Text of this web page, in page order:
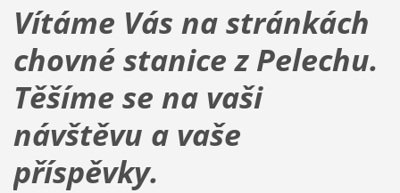
Vítáme Vás na stránkách
chovné stanice z Pelechu.
Těšíme se na vaši
návštěvu a vaše
příspěvky.